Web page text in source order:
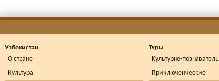
Узбекистан
О стране
Культура
Туры
Культурно-
Приключенческие